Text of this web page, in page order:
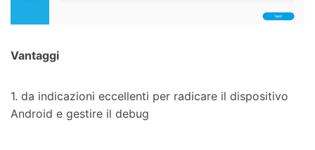
Vantaggi
1. da indicazioni eccellenti per radicare il dispositivo
Android e gestire il debug